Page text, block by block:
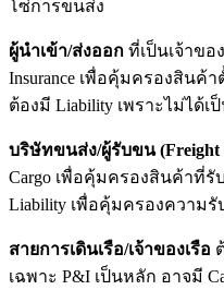
โซ่การขนส่ง
ผู้นำเข้า/ส่งออก ที่เป็นเจ้าขอ
Insurance เพื่อคุ้มครองสินค้
ต้องมี Liability เพราะไม่ได้เ
บริษัทขนส่ง/ผู้รับขน (Freight
Cargo เพื่อคุ้มครองสินค้าที่
Liability เพื่อคุ้มครองความ
สายการเดินเรือ/เจ้าของเรือ
เฉพาะ P&I เป็นหลัก อาจมี